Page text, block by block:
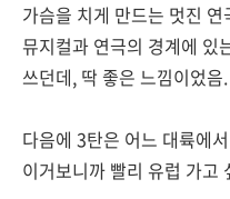
가슴을 치게 만드는 멋진
뮤지컬과 연극의 경계에 있
쓰던데, 딱 좋은 느낌이었음.
다음에 3탄은 어느 대륙에
이거보니까 빨리 유럽 가고